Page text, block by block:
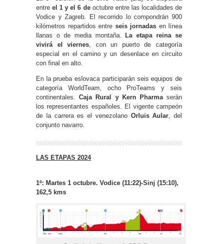
entreel 1 y el 6 deoctubre entre las localidades de
Vodice y Zagreb. El recorrido lo compondrán 900
kilómetros repartidos entre seis jornadas en línea
llanas o de media montaña. La etapa reina se
vivirá el viernes, con un puerto de categoría
especial en el camino y un desenlace en circuito
con final en alto.
En la prueba eslovaca participarán seis equipos de
categoría WorldTeam, ocho ProTeams y seis
continentales.Caja Rural y Kern Pharmaserán
los representantes españoles. El vigente campeón
de la carrera es el venezolano Orluis Aular, del
conjunto navarro.
LAS ETAPAS 2024
1ª: Martes 1 octubre. Vodice (11:22)-Sinj (15:10),
162,5 kms